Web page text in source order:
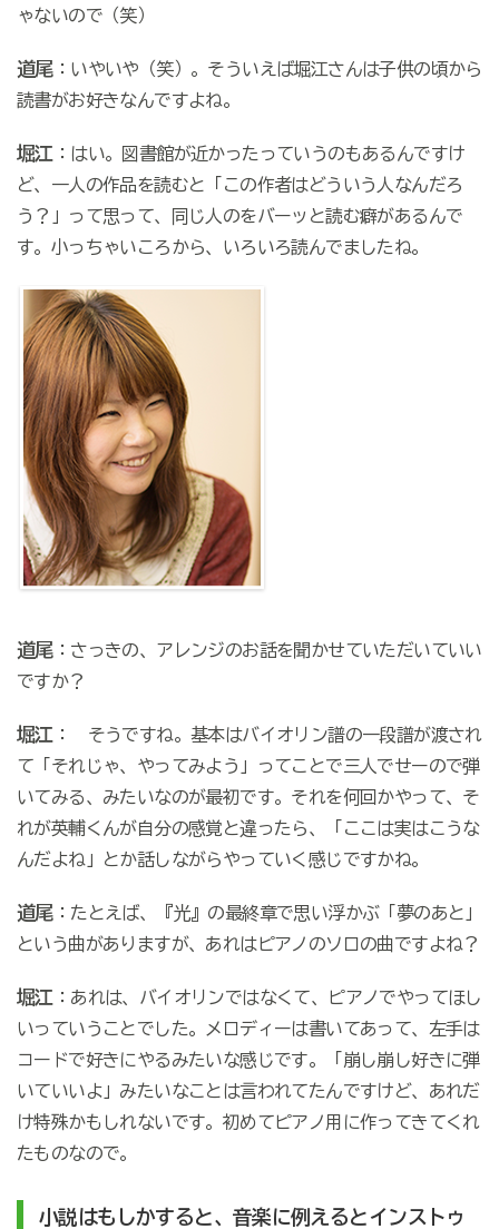
ゃないので（笑）
道尾：いやいや（笑）。そういえば堀江さんは子供の頃から
読書がお好きなんですよね。
堀江 ：はい。図書館が近かったっていうのもあるんですけ
ど、一人の作品を読むと「この作者はどういう人なんだろ
う？」って思って、同じ人のをバーッと読む癖があるんで
す。小っちゃいころから、いろいろ読んでましたね。
道尾：さっきの、アレンジのお話を聞かせていただいていい
ですか？
堀江 ： そうですね。基本はバイオリン譜の一段譜が渡され
て「それじゃ、やってみよう」ってことで三人でせーので弾
いてみる、みたいなのが最初です。それを何回かやって、そ
れが英輔くんが自分の感覚と違ったら、「ここは実はこうな
んだよね」とか話しながらやっていく感じですかね。
道尾：たとえば、『光』の最終章で思い浮かぶ「夢のあと」
という曲がありますが、あれはピアノのソロの曲ですよね？
堀江 ：あれは、バイオリンではなくて、ピアノでやってほし
いっていうことでした。メロディーは書いてあって、左手は
コードで好きにやるみたいな感じです。「崩し崩し好きに弾
いていいよ」みたいなことは言われてたんですけど、あれだ
け特殊かもしれないです。初めてピアノ用に作ってきてくれ
たものなので。
小説はもしかすると、音楽に例えるとインストゥ